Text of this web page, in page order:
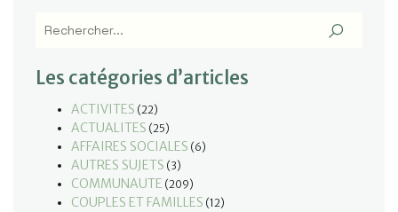
Les catégories d’articles
ACTIVITES (22)
ACTUALITES (25)
AFFAIRES SOCIALES (6)
AUTRES SUJETS (3)
COMMUNAUTE (209)
COUPLES ET FAMILLES (12)